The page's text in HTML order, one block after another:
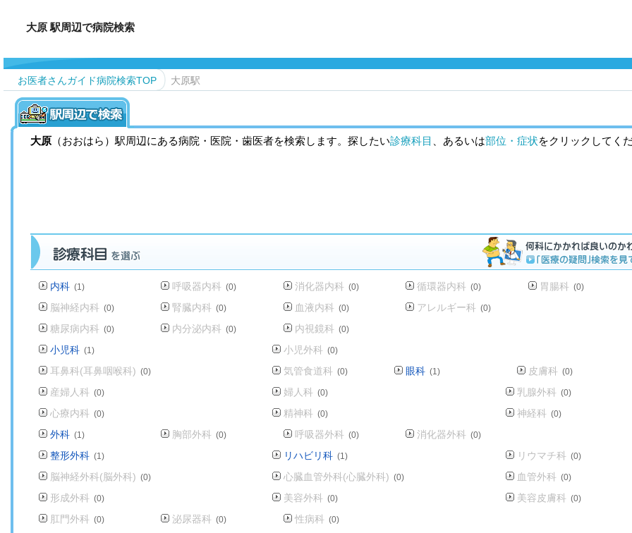
大原 駅周辺で病院検索
お医者さんガイド病院検索TOP 大原駅
大原 （おおはら）駅周辺にある病院・医院・歯医者を検索します。探したい診療科目 、あるいは部位・症状をクリックしてくだ
内科 (1) 呼吸器内科 (0) 消化器内科 (0) 循環器内科 (0) 胃腸科 (0)
脳神経内科 (0) 腎臓内科 (0) 血液内科 (0) アレルギー科 (0)
糖尿病内科 (0) 内分泌内科 (0) 内視鏡科 (0)
小児科 (1) 小児外科 (0)
耳鼻科(耳鼻咽喉科) (0) 気管食道科 (0) 眼科 (1) 皮膚科 (0)
産婦人科 (0) 婦人科 (0) 乳腺外科 (0)
心療内科 (0) 精神科 (0) 神経科 (0)
外科 (1) 胸部外科 (0) 呼吸器外科 (0) 消化器外科 (0)
整形外科 (1) リハビリ科 (1) リウマチ科 (0)
脳神経外科(脳外科) (0) 心臓血管外科(心臓外科) (0) 血管外科 (0)
形成外科 (0) 美容外科 (0) 美容皮膚科 (0)
肛門外科 (0) 泌尿器科 (0) 性病科 (0)